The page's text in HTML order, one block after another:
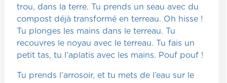
trou, dans la terre. Tu prends un seau avec du
compost déjà transformé en terreau. Oh hisse !
Tu plonges les mains dans le terreau. Tu
recouvres le noyau avec le terreau. Tu fais un
petit tas, tu l’aplatis avec les mains. Pouf pouf !
Tu prends l’arrosoir, et tu mets de l’eau sur le